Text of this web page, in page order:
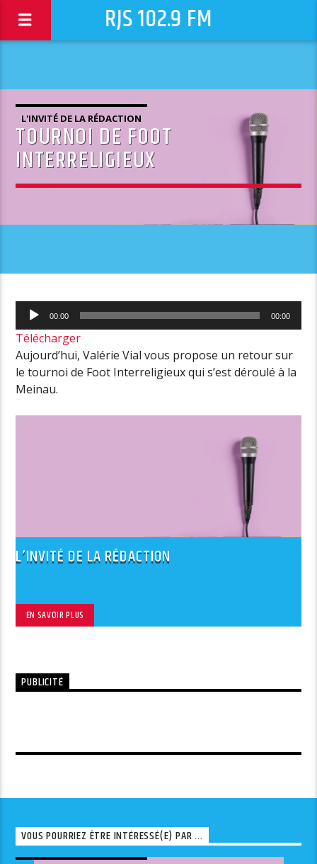
RJS 102.9 FM
L'INVITÉ DE LA RÉDACTION
TOURNOI DE FOOT
INTERRELIGIEUX
Lecteur
audio
00:00 00:00
Télécharger
Aujourd’hui, Valérie Vial vous propose un retour sur
le tournoi de Foot Interreligieux qui s’est déroulé à la
Meinau.
L’INVITÉ DE LA RÉDACTION
EN SAVOIR PLUS
PUBLICITÉ
VOUS POURRIEZ ÊTRE INTÉRESSÉ(E) PAR ...